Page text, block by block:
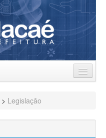
> Legislação